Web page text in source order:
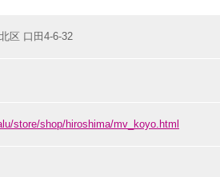
区 口田4-6-32
store/shop/hiroshima/mv_koyo.html